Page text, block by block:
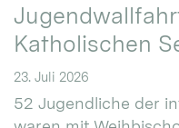
Katholischen
23. Juli 2026
52 Jugendliche der